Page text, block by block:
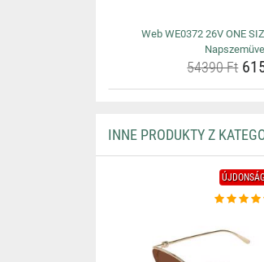
Web WE0372 26V ONE
54390 Ft
INNE PRODUKTY Z